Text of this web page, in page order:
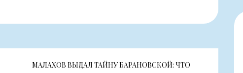
МАЛАХОВ ВЫДАЛ ТАЙНУ БАРАНОВСКОЙ: ЧТО